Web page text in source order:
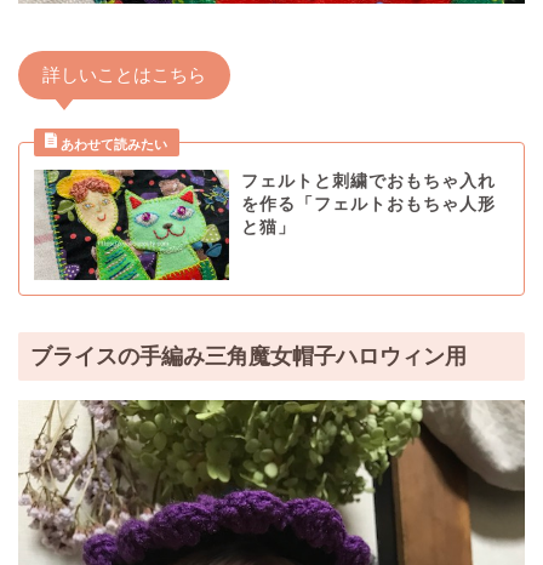
詳しいことはこちら
フェルトと刺繍でおもちゃ入れ
を作る「フェルトおもちゃ人形
と猫」
ブライスの手編み三角魔女帽子ハロウィン用